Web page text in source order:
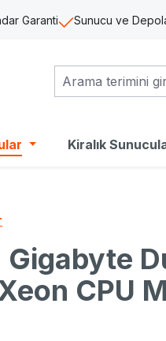
Garanti Sunucu ve
Kiralık
CPU